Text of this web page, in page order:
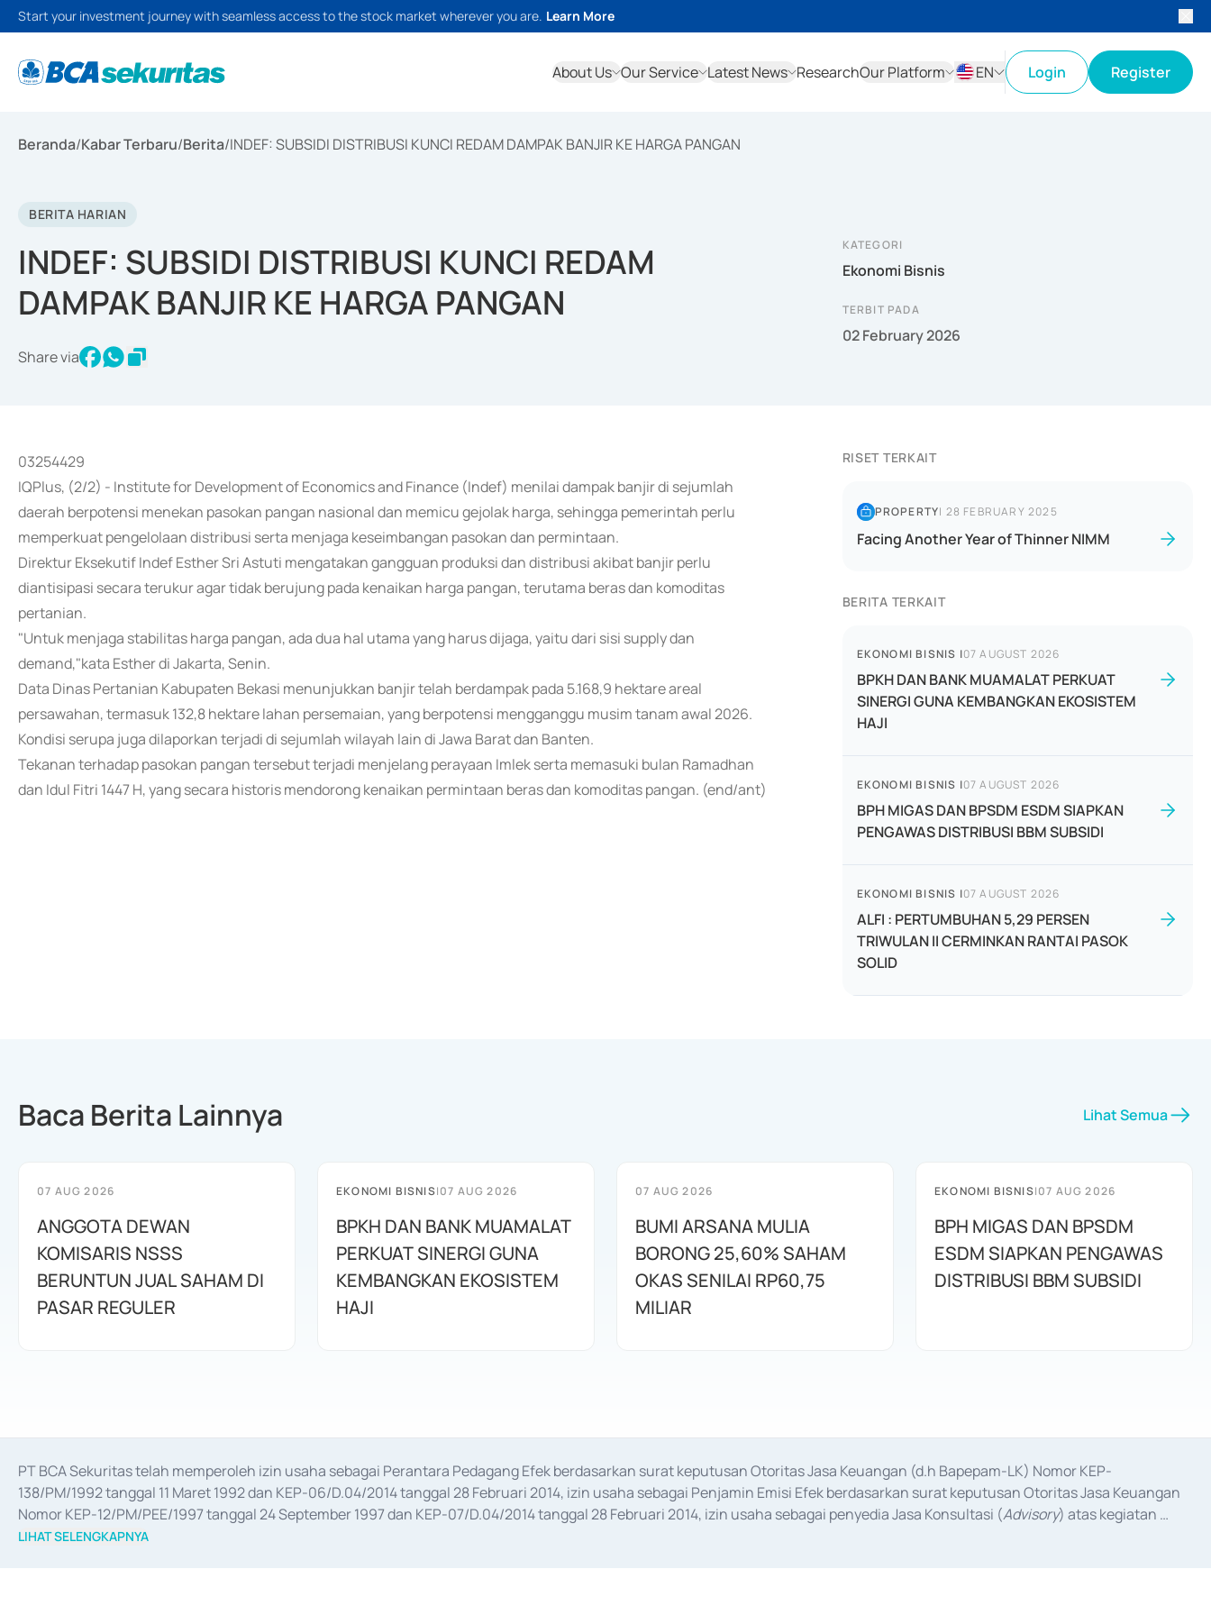
Start your investment journey with seamless access to the stock market wherever you are. Learn More
About Us Our Service Latest News ResearchOur Platform
EN
Login Register
Beranda/Kabar Terbaru/Berita/INDEF: SUBSIDI DISTRIBUSI KUNCI REDAM DAMPAK BANJIR KE HARGA PANGAN
BERITA HARIAN
INDEF: SUBSIDI DISTRIBUSI KUNCI REDAM
DAMPAK BANJIR KE HARGA PANGAN
Share via
KATEGORI
Ekonomi Bisnis
TERBIT PADA
02 February 2026
03254429
IQPlus, (2/2) - Institute for Development of Economics and Finance (Indef) menilai dampak banjir di sejumlah
daerah berpotensi menekan pasokan pangan nasional dan memicu gejolak harga, sehingga pemerintah perlu
memperkuat pengelolaan distribusi serta menjaga keseimbangan pasokan dan permintaan.
Direktur Eksekutif Indef Esther Sri Astuti mengatakan gangguan produksi dan distribusi akibat banjir perlu
diantisipasi secara terukur agar tidak berujung pada kenaikan harga pangan, terutama beras dan komoditas
pertanian.
"Untuk menjaga stabilitas harga pangan, ada dua hal utama yang harus dijaga, yaitu dari sisi supply dan
demand,"kata Esther di Jakarta, Senin.
Data Dinas Pertanian Kabupaten Bekasi menunjukkan banjir telah berdampak pada 5.168,9 hektare areal
persawahan, termasuk 132,8 hektare lahan persemaian, yang berpotensi mengganggu musim tanam awal 2026.
Kondisi serupa juga dilaporkan terjadi di sejumlah wilayah lain di Jawa Barat dan Banten.
Tekanan terhadap pasokan pangan tersebut terjadi menjelang perayaan Imlek serta memasuki bulan Ramadhan
dan Idul Fitri 1447 H, yang secara historis mendorong kenaikan permintaan beras dan komoditas pangan. (end/ant)
RISET TERKAIT
PROPERTY| 28 FEBRUARY 2025
Facing Another Year of Thinner NIMM
BERITA TERKAIT
EKONOMI BISNIS |07 AUGUST 2026
BPKH DAN BANK MUAMALAT PERKUAT
SINERGI GUNA KEMBANGKAN EKOSISTEM
HAJI
EKONOMI BISNIS |07 AUGUST 2026
BPH MIGAS DAN BPSDM ESDM SIAPKAN
PENGAWAS DISTRIBUSI BBM SUBSIDI
EKONOMI BISNIS |07 AUGUST 2026
ALFI : PERTUMBUHAN 5,29 PERSEN
TRIWULAN II CERMINKAN RANTAI PASOK
SOLID
Baca Berita Lainnya Lihat Semua
07 AUG 2026
ANGGOTA DEWAN
KOMISARIS NSSS
BERUNTUN JUAL SAHAM DI
PASAR REGULER
EKONOMI BISNIS|07 AUG 2026
BPKH DAN BANK MUAMALAT
PERKUAT SINERGI GUNA
KEMBANGKAN EKOSISTEM
HAJI
07 AUG 2026
BUMI ARSANA MULIA
BORONG 25,60% SAHAM
OKAS SENILAI RP60,75
MILIAR
EKONOMI BISNIS|07 AUG 2026
BPH MIGAS DAN BPSDM
ESDM SIAPKAN PENGAWAS
DISTRIBUSI BBM SUBSIDI
PT BCA Sekuritas telah memperoleh izin usaha sebagai Perantara Pedagang Efek berdasarkan surat keputusan Otoritas Jasa Keuangan (d.h Bapepam-LK) Nomor KEP-
138/PM/1992 tanggal 11 Maret 1992 dan KEP-06/D.04/2014 tanggal 28 Februari 2014, izin usaha sebagai Penjamin Emisi Efek berdasarkan surat keputusan Otoritas Jasa Keuangan
Nomor KEP-12/PM/PEE/1997 tanggal 24 September 1997 dan KEP-07/D.04/2014 tanggal 28 Februari 2014, izin usaha sebagai penyedia Jasa Konsultasi (Advisory) atas kegiatan
merger, akuisisi, divestasi, dan
LIHAT SELENGKAPNYA